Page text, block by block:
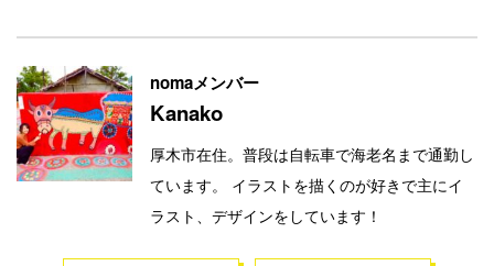
nomaメンバー
Kanako
厚木市在住。普段は自転車で海老名まで通勤し
ています。 イラストを描くのが好きで主にイ
ラスト、デザインをしています！